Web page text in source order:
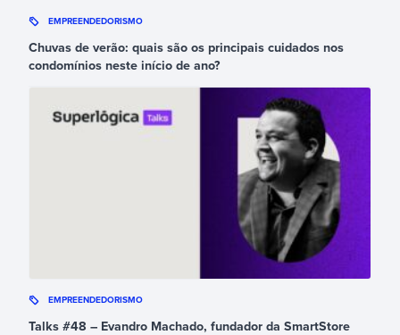
EMPREENDEDORISMO
Chuvas de verão: quais são os principais cuidados nos
condomínios neste início de ano?
EMPREENDEDORISMO
Talks #48 – Evandro Machado, fundador da SmartStore